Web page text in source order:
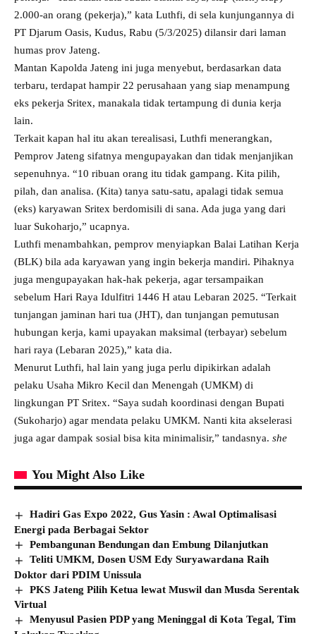
2.000-an orang (pekerja),” kata Luthfi, di sela kunjungannya di
PT Djarum Oasis, Kudus, Rabu (5/3/2025) dilansir dari laman
humas prov Jateng.
Mantan Kapolda Jateng ini juga menyebut, berdasarkan data
terbaru, terdapat hampir 22 perusahaan yang siap menampung
eks pekerja Sritex, manakala tidak tertampung di dunia kerja
lain.
Terkait kapan hal itu akan terealisasi, Luthfi menerangkan,
Pemprov Jateng sifatnya mengupayakan dan tidak menjanjikan
sepenuhnya. “10 ribuan orang itu tidak gampang. Kita pilih,
pilah, dan analisa. (Kita) tanya satu-satu, apalagi tidak semua
(eks) karyawan Sritex berdomisili di sana. Ada juga yang dari
luar Sukoharjo,” ucapnya.
Luthfi menambahkan, pemprov menyiapkan Balai Latihan Kerja
(BLK) bila ada karyawan yang ingin bekerja mandiri. Pihaknya
juga mengupayakan hak-hak pekerja, agar tersampaikan
sebelum Hari Raya Idulfitri 1446 H atau Lebaran 2025. “Terkait
tunjangan jaminan hari tua (JHT), dan tunjangan pemutusan
hubungan kerja, kami upayakan maksimal (terbayar) sebelum
hari raya (Lebaran 2025),” kata dia.
Menurut Luthfi, hal lain yang juga perlu dipikirkan adalah
pelaku Usaha Mikro Kecil dan Menengah (UMKM) di
lingkungan PT Sritex. “Saya sudah koordinasi dengan Bupati
(Sukoharjo) agar mendata pelaku UMKM. Nanti kita akselerasi
juga agar dampak sosial bisa kita minimalisir,” tandasnya. she
You Might Also Like
Hadiri Gas Expo 2022, Gus Yasin : Awal Optimalisasi
Energi pada Berbagai Sektor
Pembangunan Bendungan dan Embung Dilanjutkan
Teliti UMKM, Dosen USM Edy Suryawardana Raih
Doktor dari PDIM Unissula
PKS Jateng Pilih Ketua lewat Muswil dan Musda Serentak
Virtual
Menyusul Pasien PDP yang Meninggal di Kota Tegal, Tim